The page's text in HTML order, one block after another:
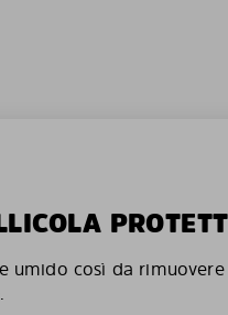
umido così da rimuovere